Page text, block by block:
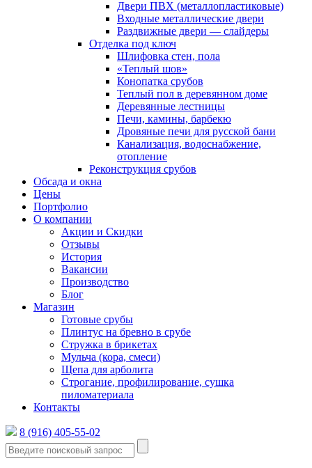
Двери ПВХ (металлопластиковые)
Входные металлические двери
Раздвижные двери — слайдеры
Отделка под ключ
Шлифовка стен, пола
«Теплый шов»
Конопатка срубов
Теплый пол в деревянном доме
Деревянные лестницы
Печи, камины, барбекю
Дровяные печи для русской бани
Канализация, водоснабжение,
отопление
Реконструкция срубов
Обсада и окна
Цены
Портфолио
О компании
Акции и Скидки
Отзывы
История
Вакансии
Производство
Блог
Магазин
Готовые срубы
Плинтус на бревно в срубе
Стружка в брикетах
Мульча (кора, смеси)
Щепа для арболита
Строгание, профилирование, сушка
пиломатериала
Контакты
8 (916) 405-55-02